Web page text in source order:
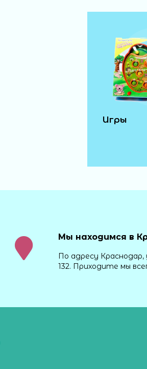
Игры
Мы находимся в
По адресу Краснодар,
132. Приходите мы